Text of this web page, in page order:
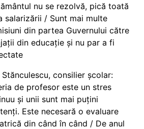
nu se rezolvă, pică toată
salarizării / Sunt mai multe
din partea Guvernului către
din educație și nu par a fi
Stănculescu, consilier școlar:
de profesor este un stres
și unii sunt mai puțini
Este necesară o evaluare
din când în când / De anul